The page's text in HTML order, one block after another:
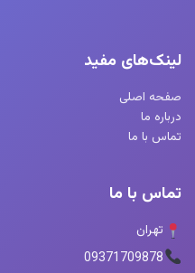
لینک‌های مفید
صفحه اصلی
درباره ما
تماس با ما
تماس با ما
تهران
09371709878